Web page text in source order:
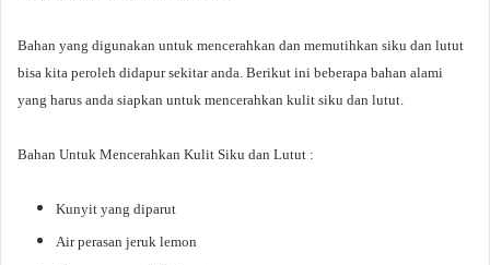
Bahan yang digunakan untuk mencerahkan dan memutihkan siku dan lutut
bisa kita peroleh didapur sekitar anda. Berikut ini beberapa bahan alami
yang harus anda siapkan untuk mencerahkan kulit siku dan lutut.
Bahan Untuk Mencerahkan Kulit Siku dan Lutut :
Kunyit yang diparut
Air perasan jeruk lemon